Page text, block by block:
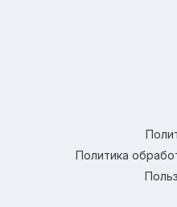
Политика